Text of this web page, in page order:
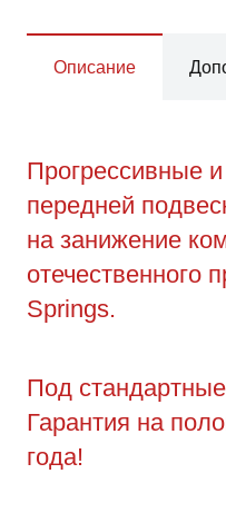
Описание
Прогрессивные
передней
на занижение
отечественного
Springs.
Под
Гарантия на
года!